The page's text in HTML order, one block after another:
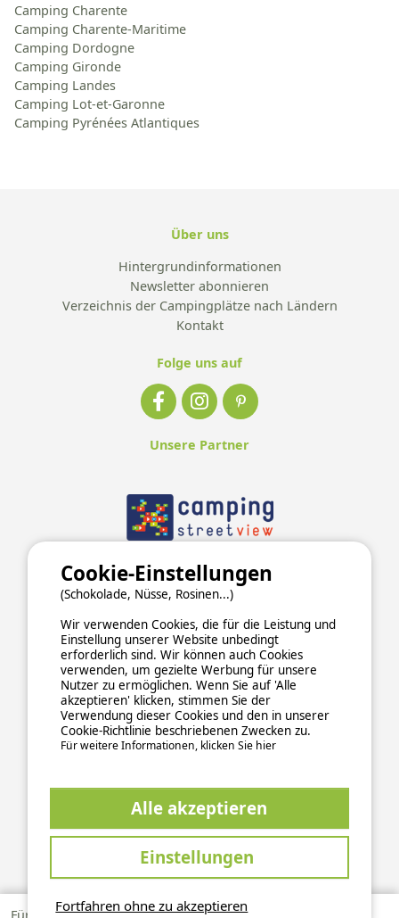
Für 1 Woche
Camping Charente
Camping Charente-Maritime
Camping Dordogne
Camping Gironde
Camping Landes
Camping Lot-et-Garonne
Camping Pyrénées Atlantiques
Über uns
Hintergrundinformationen
Newsletter abonnieren
Verzeichnis der Campingplätze nach Ländern
Kontakt
Folge uns auf
Unsere Partner
ALLGEMEINE NUTZUNGSBEDINGUNGEN
DATENSCHUTZERKLÄRUNGCOOKIESIMPRESSUM
This site is protected by reCAPTCHA and the Google
Fortfahren ohne zu akzeptieren
Cookie-Einstellungen
(Schokolade, Nüsse, Rosinen...)
Wir verwenden Cookies, die für die Leistung und
Einstellung unserer Website unbedingt
erforderlich sind. Wir können auch Cookies
verwenden, um gezielte Werbung für unsere
Nutzer zu ermöglichen. Wenn Sie auf 'Alle
akzeptieren' klicken, stimmen Sie der
Verwendung dieser Cookies und den in unserer
Cookie-Richtlinie beschriebenen Zwecken zu.
Für weitere Informationen, klicken Sie hier
Alle akzeptieren
Einstellungen